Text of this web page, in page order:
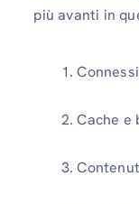
più avanti in
Cache e